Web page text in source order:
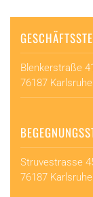
Blenkerstraße 41
76187 Karlsruhe
Struvestrasse
76187 Karlsruhe